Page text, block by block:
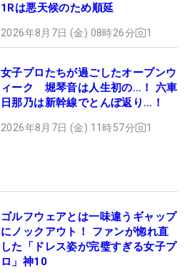
1Rは悪天候のため順延
2026年8月7日 (金) 08時26分 1
女子プロたちが過ごしたオープンウ
ィーク 堀琴音は人生初の…！ 六車
日那乃は新幹線でとんぼ返り…！
2026年8月7日 (金) 11時57分 1
ゴルフウェアとは一味違うギャップ
にノックアウト！ ファンが惚れ直
した「ドレス姿が完璧すぎる女子プ
ロ」神10